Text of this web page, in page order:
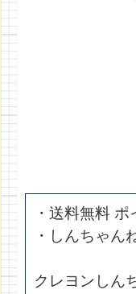
・送料無料
・しんちゃん
クレヨンしん